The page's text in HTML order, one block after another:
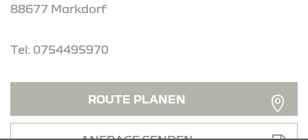
88677 Markdorf
Tel: 0754495970
ROUTE PLANEN